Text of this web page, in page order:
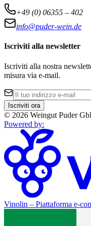
+49 (0) 06355 – 402
info@puder-wein.de
Iscriviti alla newsletter
Iscriviti alla nostra
misura via e-mail.
Iscriviti ora
© 2026 Weingut Puder
Powered by:
Vinolin – Piattaforma e-